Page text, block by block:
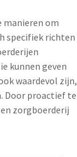
manieren om
specifiek richten
kunnen geven
waardevol zijn,
Door proactief te
zorgboerderij